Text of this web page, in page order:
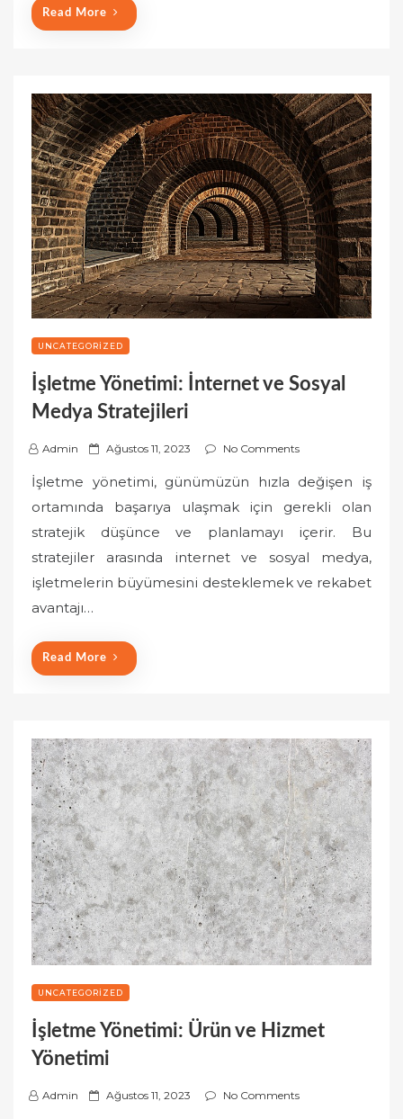
Read More
UNCATEGORIZED
İşletme Yönetimi: İnternet ve Sosyal
Medya Stratejileri
Admin
P
s
t
e
o
Ağustos 11, 2023 No Comments
İşletme yönetimi, günümüzün hızla değişen iş
ortamında başarıya ulaşmak için gerekli olan
stratejik düşünce ve planlamayı içerir. Bu
stratejiler arasında internet ve sosyal medya,
işletmelerin büyümesini desteklemek ve rekabet
avantajı…
Read More
UNCATEGORIZED
İşletme Yönetimi: Ürün ve Hizmet
Yönetimi
Admin
P Ağustos 11, 2023 No Comments